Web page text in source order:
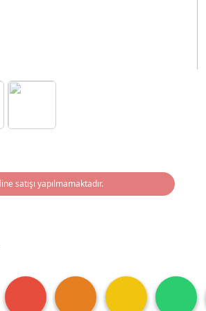
satışı yapılmamaktadır.